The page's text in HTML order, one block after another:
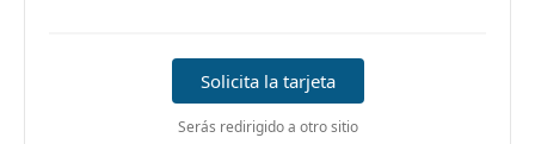
Solicita la tarjeta
Serás redirigido a otro sitio